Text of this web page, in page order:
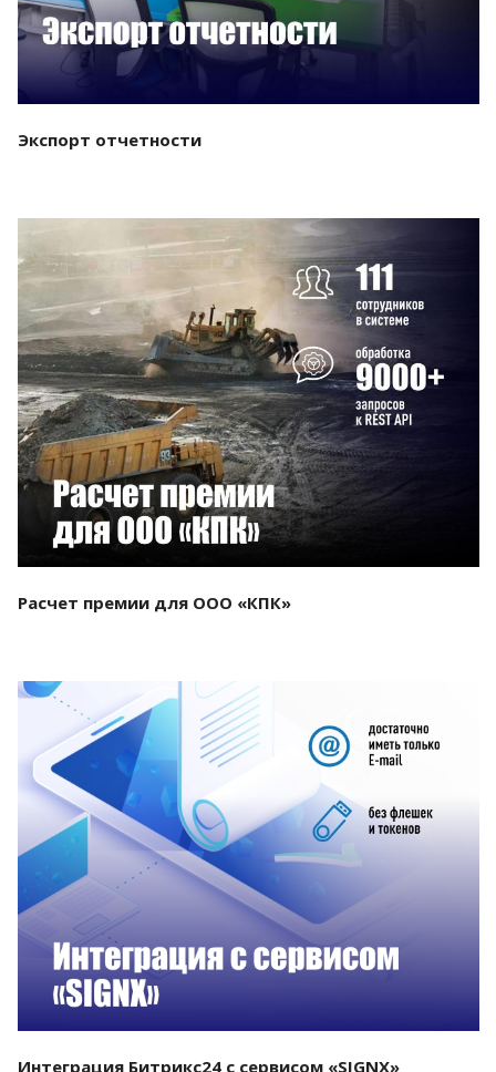
Экспорт отчетности
Смотреть проект
Расчет премии для ООО «КПК»
Смотреть проект
Интеграция Битрикс24 с сервисом «SIGNX»